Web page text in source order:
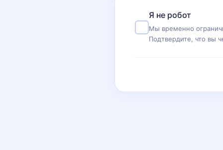
Я не робот
Мы временно
Подтвердите, что вы